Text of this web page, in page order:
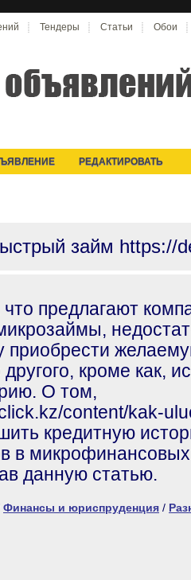
Тендеры Статьи Обои
РЕДАКТИРОВАТЬ
займ https://
предлагают
приобрести
другого, кроме как,
О том,
content/kak-
кредитную
в микрофинансовых
данную статью.
Финансы и юриспруденция /